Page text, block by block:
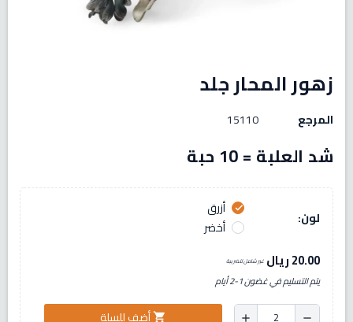
زهور المحار جلد
المرجع 15110
شد العلبة = 10 حبة
لون: check
أزرق
أخضر
20.00 ريال غير شامل للضريبة
يتم التسليم في غضون 1-2 أيام
remove
add
shopping_cartأضف للسلة